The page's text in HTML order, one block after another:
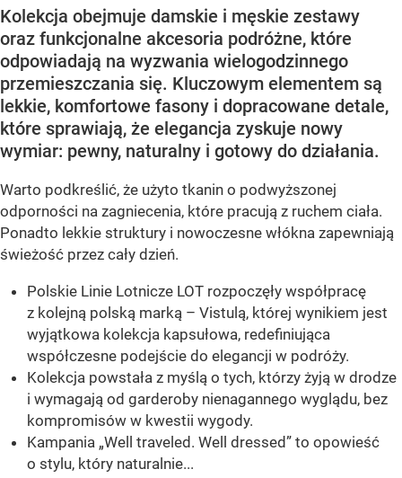
Kolekcja obejmuje damskie i męskie zestawy
oraz funkcjonalne akcesoria podróżne, które
odpowiadają na wyzwania wielogodzinnego
przemieszczania się. Kluczowym elementem są
lekkie, komfortowe fasony i dopracowane detale,
które sprawiają, że elegancja zyskuje nowy
wymiar: pewny, naturalny i gotowy do działania.
Warto podkreślić, że użyto tkanin o podwyższonej
odporności na zagniecenia, które pracują z ruchem ciała.
Ponadto lekkie struktury i nowoczesne włókna zapewniają
świeżość przez cały dzień.
Polskie Linie Lotnicze LOT rozpoczęły współpracę
z kolejną polską marką – Vistulą, której wynikiem jest
wyjątkowa kolekcja kapsułowa, redefiniująca
współczesne podejście do elegancji w podróży.
Kolekcja powstała z myślą o tych, którzy żyją w drodze
i wymagają od garderoby nienagannego wyglądu, bez
kompromisów w kwestii wygody.
Kampania „Well traveled. Well dressed” to opowieść
o stylu, który naturalnie...